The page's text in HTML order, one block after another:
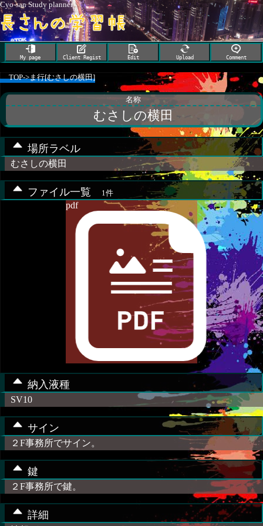
Cyo-san Study planner
My page Client Regist Edit Upload Comment
TOP->ま行[むさしの横田]
名称
むさしの横田
場所ラベル
むさしの横田
ファイル一覧 1件
pdf
納入液種
SV10
サイン
２F事務所でサイン。
鍵
２F事務所で鍵。
詳細